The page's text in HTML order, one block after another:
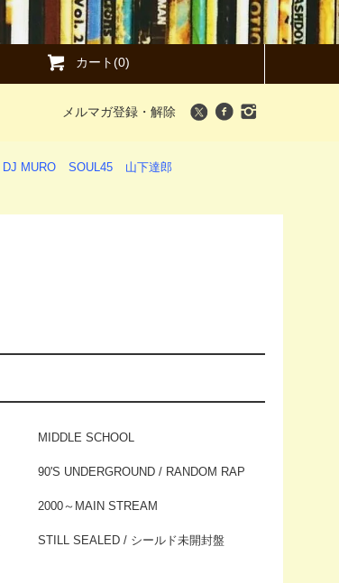
カート(0)
メルマガ登録・解除
DJ MURO SOUL45
山下達郎
MIDDLE SCHOOL
90'S UNDERGROUND / RANDOM RAP
2000～MAIN STREAM
STILL SEALED / シールド未開封盤